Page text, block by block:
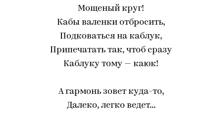
Мощеный круг!
Кабы валенки отбросить,
Подковаться на каблук,
Припечатать так, чтоб сразу
Каблуку тому — каюк!
А гармонь зовет куда-то,
Далеко, легко ведет...